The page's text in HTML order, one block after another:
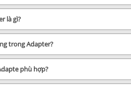
là gì?
trong Adapter?
phù hợp?